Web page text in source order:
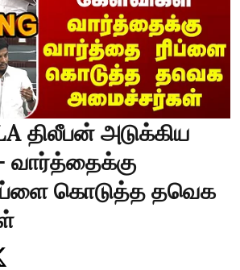
திலீபன் அடுக்கிய
வார்த்தைக்கு
கொடுத்த தவெக